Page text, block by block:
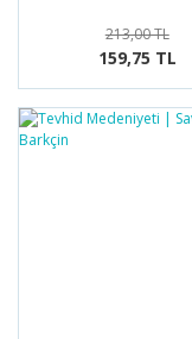
213,00 TL
159,75 TL